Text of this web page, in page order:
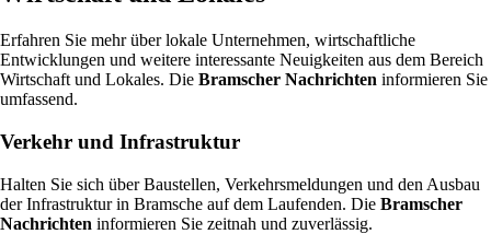
Erfahren Sie mehr über lokale Unternehmen, wirtschaftliche
Entwicklungen und weitere interessante Neuigkeiten aus dem Bereich
Wirtschaft und Lokales. Die Bramscher Nachrichten informieren Sie
umfassend.
Verkehr und Infrastruktur
Halten Sie sich über Baustellen, Verkehrsmeldungen und den Ausbau
der Infrastruktur in Bramsche auf dem Laufenden. Die Bramscher
Nachrichten informieren Sie zeitnah und zuverlässig.